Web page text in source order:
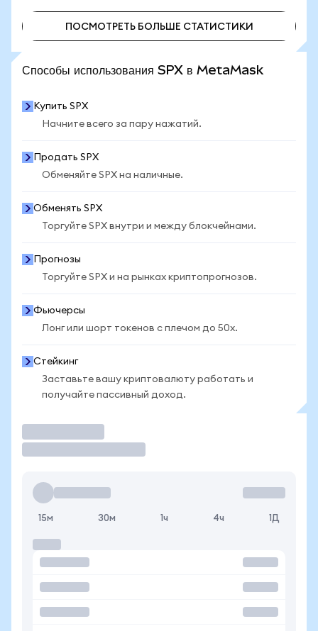
ПОСМОТРЕТЬ БОЛЬШЕ СТАТИСТИКИ
Способы использования SPX в MetaMask
Купить SPX
Начните всего за пару нажатий.
Продать SPX
Обменяйте SPX на наличные.
Обменять SPX
Торгуйте SPX внутри и между блокчейнами.
Прогнозы
Торгуйте SPX и на рынках криптопрогнозов.
Фьючерсы
Лонг или шорт токенов с плечом до 50x.
Стейкинг
Заставьте вашу криптовалюту работать и
получайте пассивный доход.
15м 30м 1ч 4ч 1Д